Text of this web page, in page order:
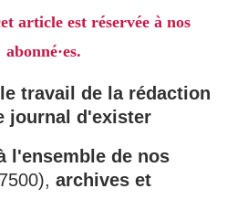
article est réservée à nos
abonné·es.
travail de la rédaction
journal d'exister
l'ensemble de nos
archives et